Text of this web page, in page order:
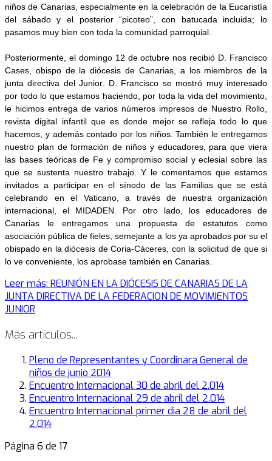
niños de Canarias, especialmente en la celebración de la Eucaristía
del sábado y el posterior “picoteo”, con batucada incluida; lo
pasamos muy bien con toda la comunidad parroquial.
Posteriormente, el domingo 12 de octubre nos recibió D. Francisco
Cases, obispo de la diócesis de Canarias, a los miembros de la
junta directiva del Junior. D. Francisco se mostró muy interesado
por todo lo que estamos haciendo, por toda la vida del movimiento,
le hicimos entrega de varios números impresos de Nuestro Rollo,
revista digital infantil que es donde mejor se refleja todo lo que
hacemos, y además contado por los niños. También le entregamos
nuestro plan de formación de niños y educadores, para que viera
las bases teóricas de Fe y compromiso social y eclesial sobre las
que se sustenta nuestro trabajo. Y le comentamos que estamos
invitados a participar en el sínodo de las Familias que se está
celebrando en el Vaticano, a través de nuestra organización
internacional, el MIDADEN. Por otro lado, los educadores de
Canarias le entregamos una propuesta de estatutos como
asociación pública de fieles, semejante a los ya aprobados por su el
obispado en la diócesis de Coria-Cáceres, con la solicitud de que si
lo ve conveniente, los aprobase también en Canarias.
Leer más: REUNIÓN EN LA DIÓCESIS DE CANARIAS DE LA
JUNTA DIRECTIVA DE LA FEDERACION DE MOVIMIENTOS
JUNIOR
Más artículos...
Pleno de Representantes y Coordinara General de
niños de junio 2014
Encuentro Internacional 30 de abril del 2.014
Encuentro Internacional 29 de abril del 2.014
Encuentro Internacional primer dia 28 de abril del
2.014
Página 6 de 17